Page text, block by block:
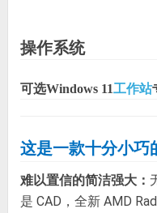
操作系统
可选Windows 11工作站
这是一款十分小巧
难以置信的简洁强大：
是 CAD，全新 AMD